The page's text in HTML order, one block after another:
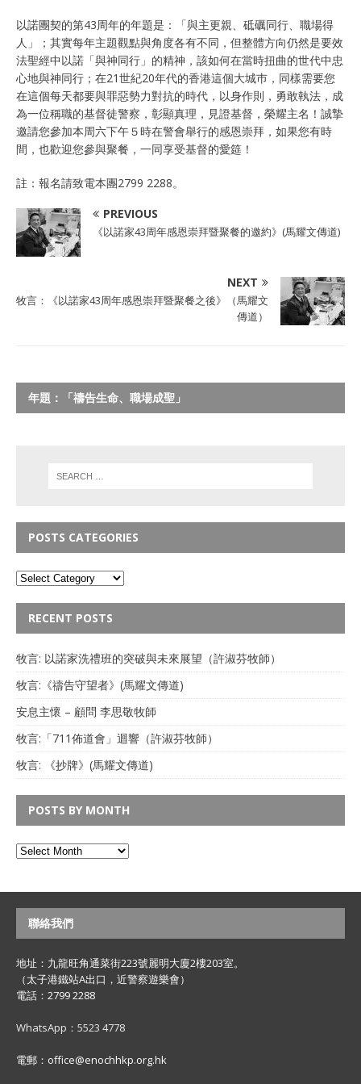
以諾團契的第43周年的年題是：「與主更親、砥礪同行、職場得
人」；其實每年主題觀點與角度各有不同，但整體方向仍然是要效
法聖經中以諾「與神同行」的精神，該如何在當時扭曲的世代中忠
心地與神同行；在21世紀20年代的香港這個大城巿，同樣需要您
在這個每天都要與罪惡勢力對抗的時代，以身作則，勇敢執法，成
為一位稱職的基督徒警察，彰顯真理，見證基督，榮耀主名！誠摯
邀請您參加本周六下午５時在警會舉行的感恩崇拜，如果您有時
間，也歡迎您參與聚餐，一同享受基督的愛筵！
註：報名請致電本團2799 2288。
PREVIOUS
《以諾家43周年感恩崇拜暨聚餐的邀約》(馬耀文傳道)
NEXT
牧言：《以諾家43周年感恩崇拜暨聚餐之後》（馬耀文
傳道）
年題：「禱告生命、職場成聖」
POSTS CATEGORIES
RECENT POSTS
牧言: 以諾家洗禮班的突破與未來展望（許淑芬牧師）
牧言:《禱告守望者》(馬耀文傳道)
安息主懷 – 顧問 李思敬牧師
牧言:「711佈道會」迴響（許淑芬牧師）
牧言: 《抄牌》(馬耀文傳道)
POSTS BY MONTH
聯絡我們
地址：九龍旺角通菜街223號麗明大廈2樓203室。
（太子港鐵站A出口，近警察遊樂會）
電話：2799 2288
WhatsApp：5523 4778
電郵：office@enochhkp.org.hk